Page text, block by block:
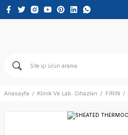
Anasayfa Klinik Ve Lab. Cihazları FIRIN